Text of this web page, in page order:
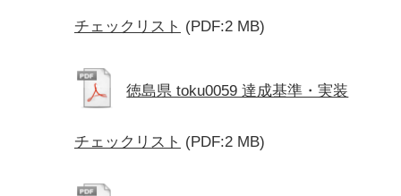
チェックリスト (PDF:2 MB)
徳島県 toku0059 達成基準・実装
チェックリスト (PDF:2 MB)